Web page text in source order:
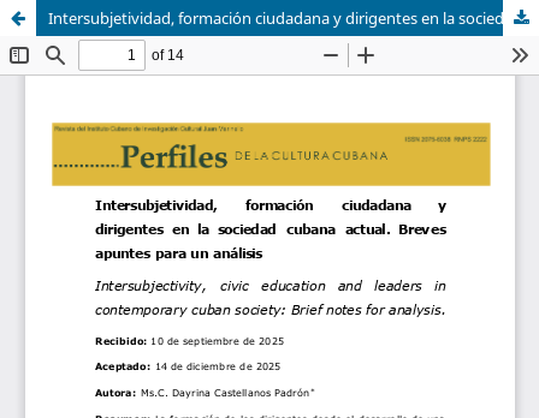
Intersubjetividad, formación ciudadana y dirigentes en la sociedad cubana actual. Breves apuntes para un análisis